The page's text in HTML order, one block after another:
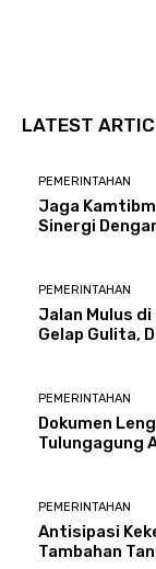
LATEST
PEMERINTAHAN
Jaga
Sinergi
PEMERINTAHAN
Jalan Mulus
Gelap Gulita,
PEMERINTAHAN
Dokumen
Tulungagung
PEMERINTAHAN
Antisipasi
Tambahan